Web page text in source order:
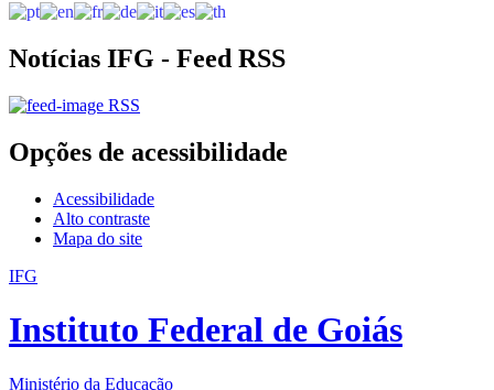
Notícias IFG - Feed RSS
RSS
Opções de acessibilidade
Acessibilidade
Alto contraste
Mapa do site
IFG
Instituto Federal de Goiás
Ministério da Educação